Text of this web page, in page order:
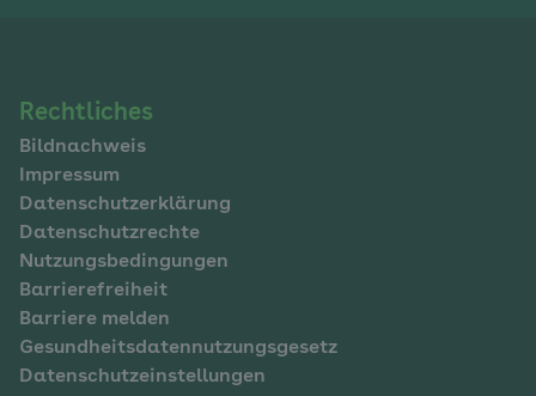
Navigation
im
Fußbereich
Rechtliches
Bildnachweis
Impressum
Datenschutzerklärung
Datenschutzrechte
Nutzungsbedingungen
Barrierefreiheit
Barriere melden
Gesundheitsdatennutzungsgesetz
Datenschutzeinstellungen